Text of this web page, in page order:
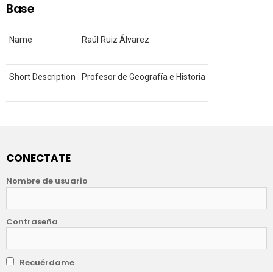
Base
Name Raúl Ruiz Álvarez
Short Description Profesor de Geografía e Historia
CONECTATE
Nombre de usuario
Contraseña
Recuérdame